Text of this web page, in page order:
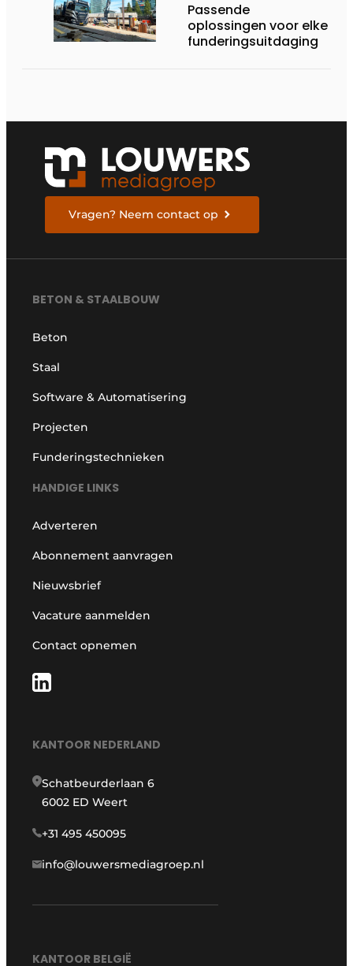
Passende
oplossingen voor elke
funderingsuitdaging
Vragen? Neem contact op
BETON & STAALBOUW
Beton
Staal
Software & Automatisering
Projecten
Funderingstechnieken
HANDIGE LINKS
Adverteren
Abonnement aanvragen
Nieuwsbrief
Vacature aanmelden
Contact opnemen
KANTOOR NEDERLAND
Schatbeurderlaan 6
6002 ED Weert
+31 495 450095
info@louwersmediagroep.nl
KANTOOR BELGIË